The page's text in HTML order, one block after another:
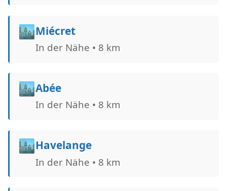
🏙️Miécret
In der Nähe • 8 km
🏙️Abée
In der Nähe • 8 km
🏙️Havelange
In der Nähe • 8 km